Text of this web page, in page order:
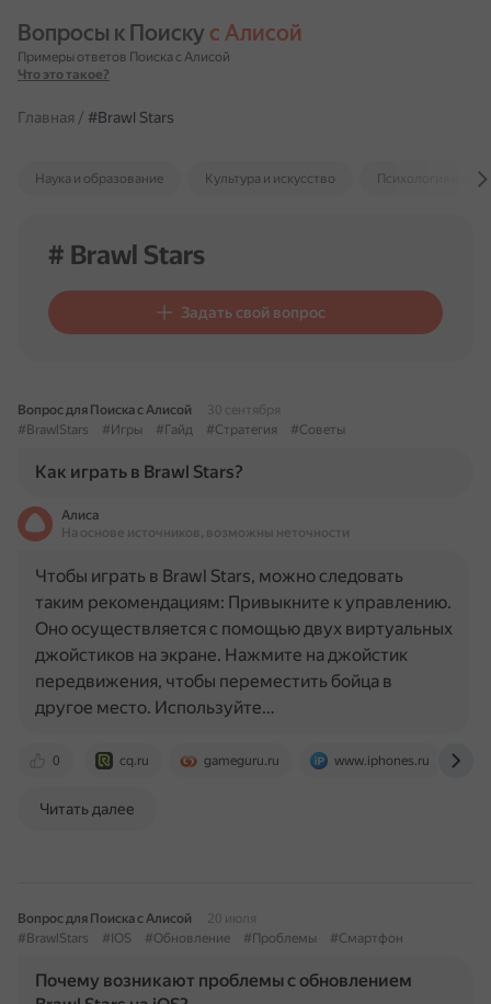
Вопросы к Поиску с Алисой
Примеры ответов Поиска с Алисой
Что это такое?
Главная / #Brawl Stars
Наука и образование Культура и искусство Психология и
# Brawl Stars
Задать свой вопрос
Вопрос для Поиска с Алисой
30 сентября
#BrawlStars
#Игры #Гайд #Стратегия #Советы
Как играть в Brawl Stars?
Алиса
На основе источников, возможны неточности
0 cq.ru gameguru.ru www.iphones.ru
Чтобы играть в Brawl Stars, можно следовать
таким рекомендациям: Привыкните к управлению.
Оно осуществляется с помощью двух виртуальных
джойстиков на экране. Нажмите на джойстик
передвижения, чтобы переместить бойца в
другое место. Используйте…
Читать далее
Вопрос для Поиска с Алисой
20 июля
#BrawlStars
#IOS #Обновление #Проблемы #Смартфон
Почему возникают проблемы с обновлением